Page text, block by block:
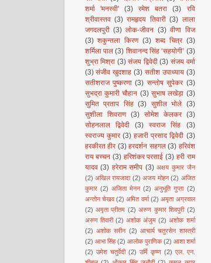
शर्मा 'मनस्वी'
(3) रमेश बतरा (3)
रवि
श्रीवास्तव (3) रामहृदय तिवारी (3) लाला
जगदलपुरी (3) लोक-जीवन (3) वीणा विज
(3) शकुन्तला किरण (3) शब्द चित्र (3)
शर्मिला पाल (3) शिवानन्द सिंह ‘सहयोगी’ (3)
शुभ्रा मिश्रा (3) संजय द्विवेदी (3) संजय वर्मा
(3) संजीव खुदशाह (3) सतीश उपाध्याय (3)
सतीशराज पुष्करणा (3) सन्तोष सुपेकर (3)
सुभद्रा कुमारी चौहान (3) सुभाष लखेड़ा (3)
सुमित प्रताप सिंह (3) सुशील भोले (3)
सुशीला शिवराण
(3) सोमेश केलकर
(3)
सोहनलाल द्विवेदी
(3) स्वराज सिंह
(3)
स्वराज्य कुमार (3) हजारी प्रसाद द्विवेदी (3)
हरकीरत हीर (3) हरदर्शन सहगल (3) हरिवंश
राय बच्चन (3) हरिशंकर परसाई (3) हरी राम
यादव (3) हरेराम समीप (3) अक्षय कुमार जैन
(2) अखिल रायजादा (2) अजय मोहन (2) अजित
कुमार (2) अजिता मेनन (2) अनुभूति गुप्ता (2)
अन्तोन चेखव (2) अमित वर्मा (2) अमृता अग्रवाल
(2) अमृता प्रीतम (2) अरुण कुमार शिवपुरी (2)
अरुण तिवारी (2) अशोक अंजुम (2) अशोक शर्मा
(2) अशोक सरीन (2) आचार्य चतुरसेन शास्त्री
(2) आभा सिंह (2) आलोक पुराणिक (2) आशा शर्मा
(2) उमेश चतुर्वेदी (2) उर्मि कृष्ण (2) एल. एन.